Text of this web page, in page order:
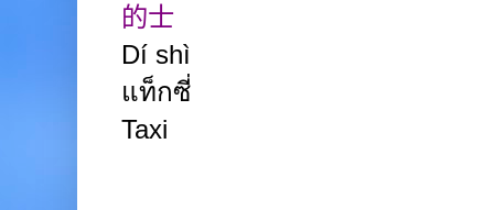
的士
Dí shì
แท็กซี่
Taxi